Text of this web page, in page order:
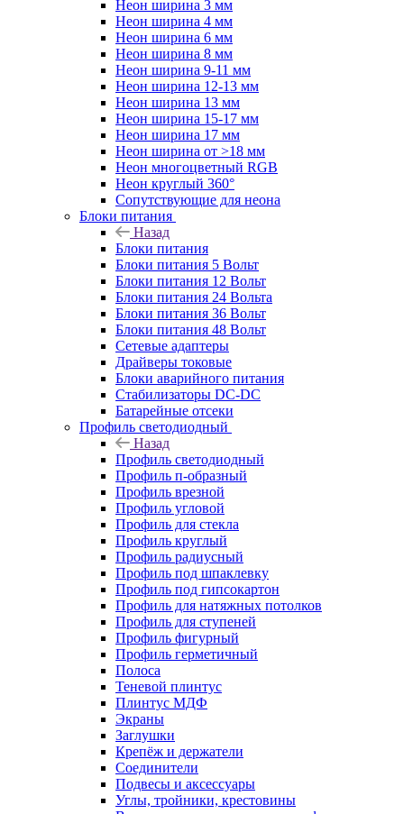
Неон ширина 3 мм
Неон ширина 4 мм
Неон ширина 6 мм
Неон ширина 8 мм
Неон ширина 9-11 мм
Неон ширина 12-13 мм
Неон ширина 13 мм
Неон ширина 15-17 мм
Неон ширина 17 мм
Неон ширина от >18 мм
Неон многоцветный RGB
Неон круглый 360°
Сопутствующие для неона
Блоки питания
Назад
Блоки питания
Блоки питания 5 Вольт
Блоки питания 12 Вольт
Блоки питания 24 Вольта
Блоки питания 36 Вольт
Блоки питания 48 Вольт
Сетевые адаптеры
Драйверы токовые
Блоки аварийного питания
Стабилизаторы DC-DC
Батарейные отсеки
Профиль светодиодный
Назад
Профиль светодиодный
Профиль п-образный
Профиль врезной
Профиль угловой
Профиль для стекла
Профиль круглый
Профиль радиусный
Профиль под шпаклевку
Профиль под гипсокартон
Профиль для натяжных потолков
Профиль для ступеней
Профиль фигурный
Профиль герметичный
Полоса
Теневой плинтус
Плинтус МДФ
Экраны
Заглушки
Крепёж и держатели
Соединители
Подвесы и аксессуары
Углы, тройники, крестовины